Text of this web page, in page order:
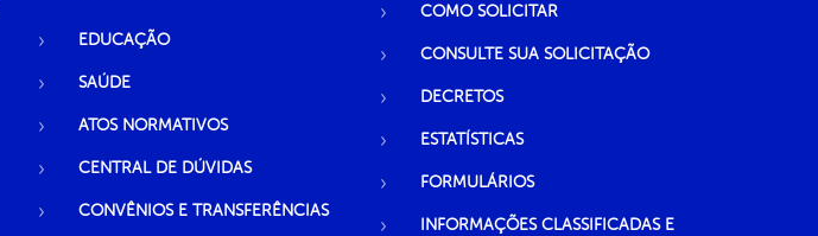
EDUCAÇÃO
SAÚDE
ATOS NORMATIVOS
CENTRAL DE DÚVIDAS
CONVÊNIOS E TRANSFERÊNCIAS
COMO SOLICITAR
CONSULTE SUA SOLICITAÇÃO
DECRETOS
ESTATÍSTICAS
FORMULÁRIOS
INFORMAÇÕES CLASSIFICADAS E